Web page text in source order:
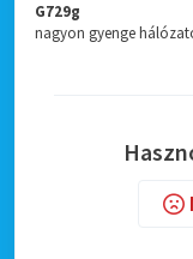
G729g
nagyon gyenge